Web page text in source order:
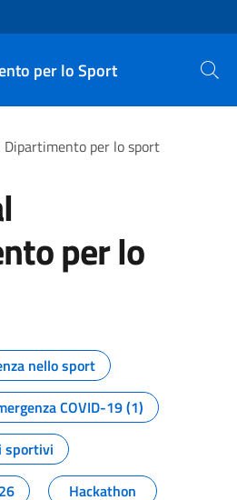
per lo Sport Cerca
Dipartimento per lo sport
per lo
della pagina
nello sport
COVID-19 (1)
sportivi
Hackathon